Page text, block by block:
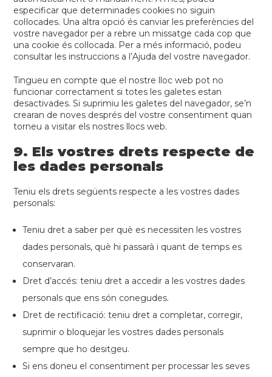
especificar que determinades cookies no siguin
col·locades. Una altra opció és canviar les preferències del
vostre navegador per a rebre un missatge cada cop que
una cookie és col·locada. Per a més informació, podeu
consultar les instruccions a l’Ajuda del vostre navegador.
Tingueu en compte que el nostre lloc web pot no
funcionar correctament si totes les galetes estan
desactivades. Si suprimiu les galetes del navegador, se’n
crearan de noves després del vostre consentiment quan
torneu a visitar els nostres llocs web.
9. Els vostres drets respecte de
les dades personals
Teniu els drets següents respecte a les vostres dades
personals:
Teniu dret a saber per què es necessiten les vostres
dades personals, què hi passarà i quant de temps es
conservaran.
Dret d’accés: teniu dret a accedir a les vostres dades
personals que ens són conegudes.
Dret de rectificació: teniu dret a completar, corregir,
suprimir o bloquejar les vostres dades personals
sempre que ho desitgeu.
Si ens doneu el consentiment per processar les seves